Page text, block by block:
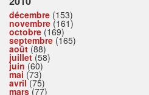
décembre (153)
novembre (161)
octobre (169)
septembre (165)
août (88)
juillet(58)
juin (60)
mai (73)
avril(75)
mars(77)